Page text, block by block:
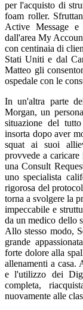
per l'acquisto di
foam roller.
Active Message
dall'area My
con centinaia di
Stati Uniti e dal
Matteo gli
ospedale con le
In un'altra parte
Morgan, un
situazione del
insorta dopo aver
squat ai suoi
provvede a
una Consult
uno specialista
rigorosa del
torna a svolgere la
impeccabile e
da un medico dello
Allo stesso modo,
grande
forte dolore alla
allenamenti a casa.
e l'utilizzo dei
completa,
nuovamente alle